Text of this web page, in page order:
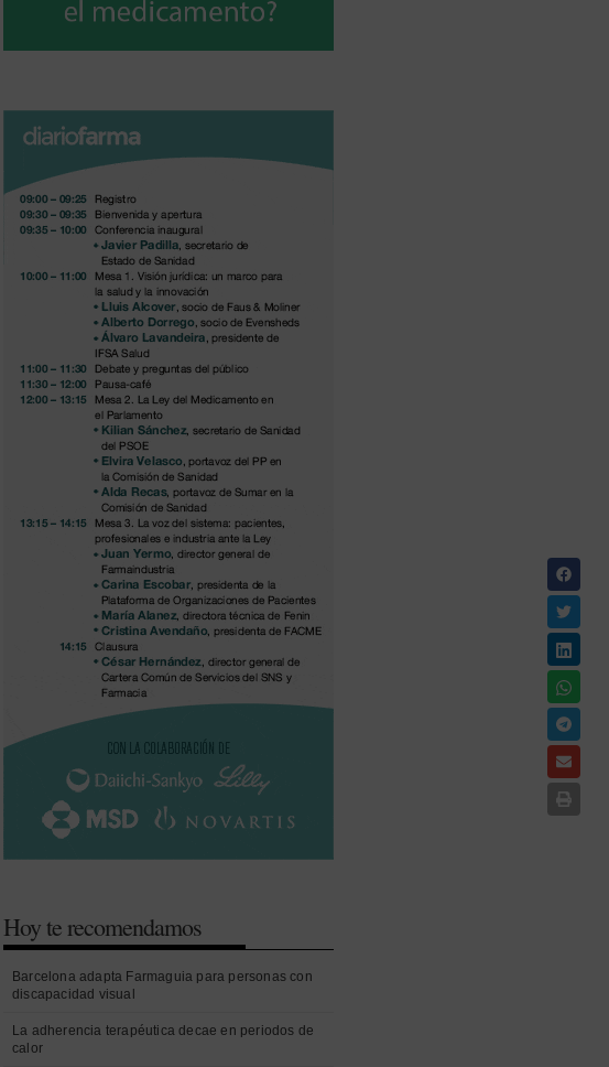
Hoy te recomendamos
Barcelona adapta Farmaguia para personas con
discapacidad visual
La adherencia terapéutica decae en periodos de
calor